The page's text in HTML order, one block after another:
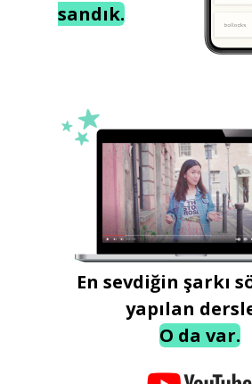
sandık.
En sevdiğin şarkı
yapılan
O da var.